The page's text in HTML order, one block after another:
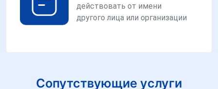
действовать от имени
другого лица или организации
Сопутствующие услуги